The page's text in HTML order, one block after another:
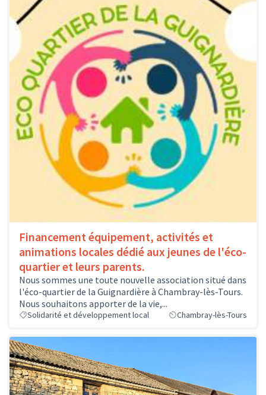
Financement équipement, activités et
animations locales dédié aux jeunes de l'éco-
quartier et leurs parents.
Nous sommes une toute nouvelle association situé dans
l'éco-quartier de la Guignardière à Chambray-lès-Tours.
Nous souhaitons apporter de la vie,...
Solidarité et développement local Chambray-lès-Tours